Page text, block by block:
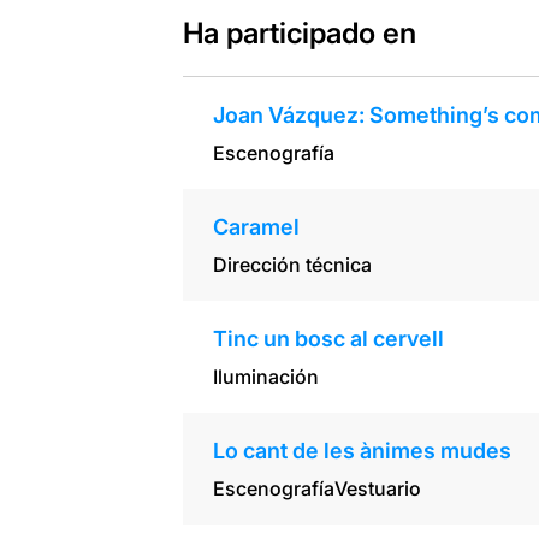
Ha participado en
Joan Vázquez: Something’s
Escenografía
Caramel
Dirección técnica
Tinc un bosc al cervell
Iluminación
Lo cant de les ànimes mudes
EscenografíaVestuario